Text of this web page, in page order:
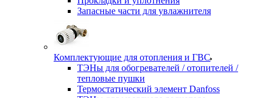
Запасные части для увлажнителя
Комплектующие для отопления и ГВС
ТЭНы для обогревателей / отопителей /
тепловые пушки
Термостатический элемент Danfoss